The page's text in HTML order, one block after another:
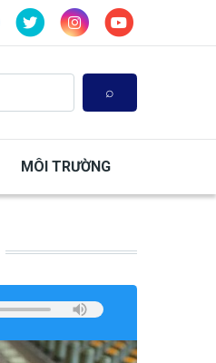
MÔI TRƯỜNG